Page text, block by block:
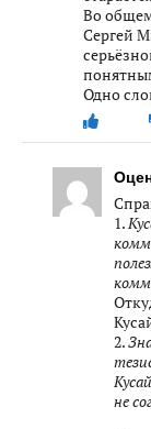
Во
Сергей
Одно
1.
2.
не